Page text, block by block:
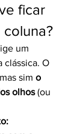
ficar
um
clássica. O
sim o
olhos (ou